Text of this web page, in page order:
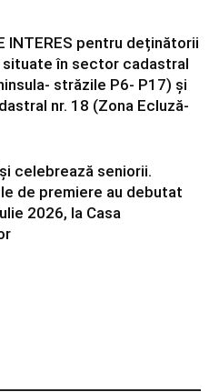
INTERES pentru deținătorii
situate în sector cadastral
străzile P6- P17) și
nr. 18 (Zona Ecluză-
celebrează seniorii.
de premiere au debutat
2026, la Casa